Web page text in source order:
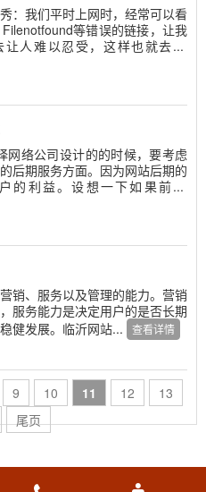
：我们平时上网时，经常可以看
等错误的链接，让我
人难以忍受，这样也就去...
网络公司设计的的时候，要考虑
后期服务方面。因为网站后期的
的利益。设想一下如果前...
销、服务以及管理的能力。营销
服务能力是决定用户的是否长期
健发展。临沂网站...
查看详情
9 10 11 12
13
尾页